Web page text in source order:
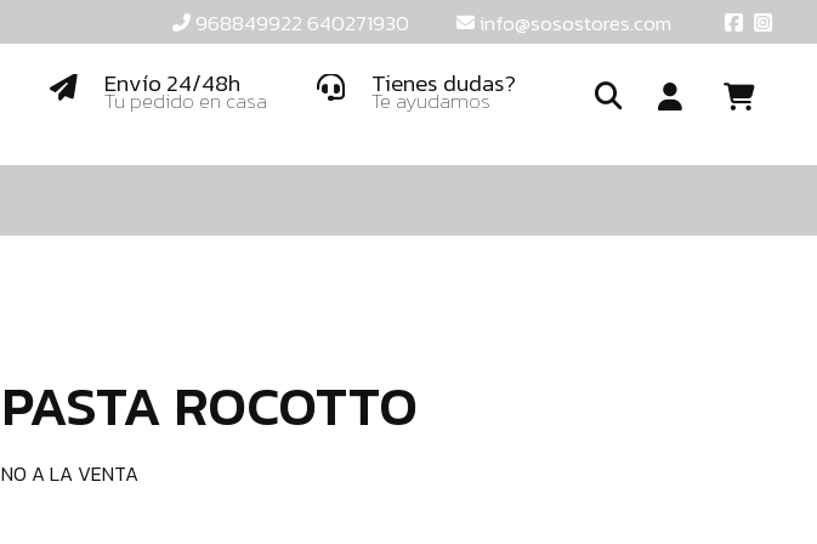
968849922 640271930 info@sosostores.com
Envío 24/48h
Tu pedido en casa
Tienes dudas?
Te ayudamos
PASTA ROCOTTO
NO A LA VENTA